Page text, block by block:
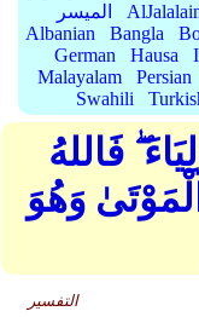
الميسر
Albanian
Bangla
German
Hausa
Malayalam
Persian
Swahili
فَاللهُ
وَهُوَ
التفسير